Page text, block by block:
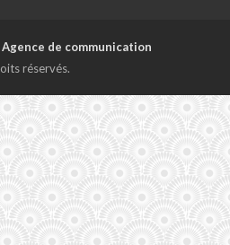
Agence de communication
réservés.